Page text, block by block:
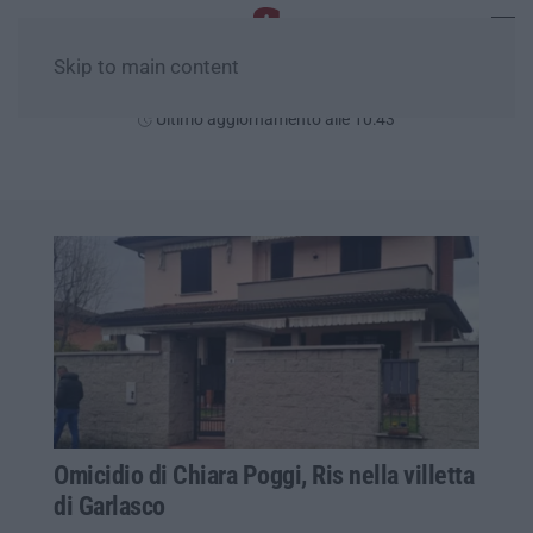
Skip to main content
Ultimo aggiornamento alle 10:43
Omicidio di Chiara Poggi, Ris nella villetta
di Garlasco